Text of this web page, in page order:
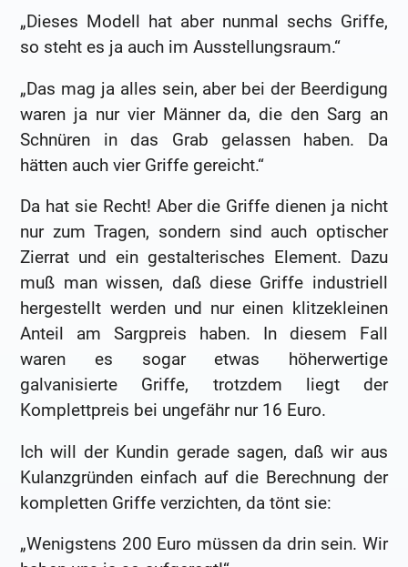
„Dieses Modell hat aber nunmal sechs Griffe,
so steht es ja auch im Ausstellungsraum.“
„Das mag ja alles sein, aber bei der Beerdigung
waren ja nur vier Männer da, die den Sarg an
Schnüren in das Grab gelassen haben. Da
hätten auch vier Griffe gereicht.“
Da hat sie Recht! Aber die Griffe dienen ja nicht
nur zum Tragen, sondern sind auch optischer
Zierrat und ein gestalterisches Element. Dazu
muß man wissen, daß diese Griffe industriell
hergestellt werden und nur einen klitzekleinen
Anteil am Sargpreis haben. In diesem Fall
waren es sogar etwas höherwertige
galvanisierte Griffe, trotzdem liegt der
Komplettpreis bei ungefähr nur 16 Euro.
Ich will der Kundin gerade sagen, daß wir aus
Kulanzgründen einfach auf die Berechnung der
kompletten Griffe verzichten, da tönt sie:
„Wenigstens 200 Euro müssen da drin sein. Wir